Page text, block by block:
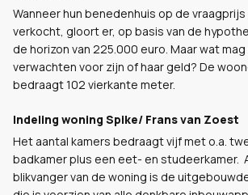
Wanneer hun benedenhuis op de
verkocht, gloort er, op basis van de
de horizon van 225.000 euro. Maar wat
verwachten voor zijn of haar geld? De
bedraagt 102 vierkante meter.
Indeling woning Spike/ Frans van Zoest
Het aantal kamers bedraagt vijf met o.a.
badkamer plus een eet- en studeerkamer.
blikvanger van de woning is de